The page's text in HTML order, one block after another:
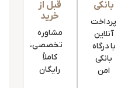
بانکی
پرداخت
آنلاین
با درگاه
بانکی
امن
قبل از
خرید
مشاوره
تخصصی،
کاملاً
رایگان